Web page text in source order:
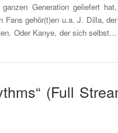
Generation geliefert hat,
Fans gehör(t)en u.a. J. Dilla, der
Oder Kanye, der sich selbst…
(Full